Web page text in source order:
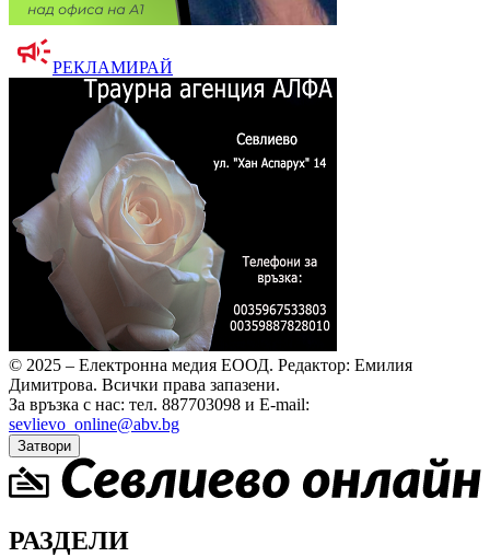
РЕКЛАМИРАЙ
© 2025 – Електронна медия ЕООД. Редактор: Емилия
Димитрова. Всички права запазени.
За връзка с нас: тел. 887703098 и E-mail:
sevlievo_online@abv.bg
Затвори
РАЗДЕЛИ